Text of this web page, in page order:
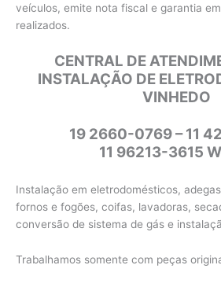
veículos, emite nota fiscal e garantia
realizados.
CENTRAL DE
INSTALAÇÃO DE
VINHEDO
19 2660-0769 – 11
11 96213-3615
Instalação em eletrodomésticos,
fornos e fogões, coifas, lavadoras,
conversão de sistema de gás e
Trabalhamos somente com peças